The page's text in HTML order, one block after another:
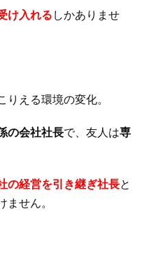
け入れる しかありませ
える環境の変化。
の会社社長で、友人は専
の経営を引き継ぎ社長と
せん。